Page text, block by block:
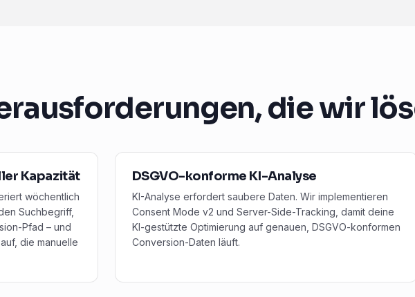
die wir
Kapazität
wöchentlich
Suchbegriff,
Pfad – und
die manuelle
DSGVO-konforme KI-Analyse
KI-Analyse erfordert saubere Daten. Wir implementieren
Consent Mode v2 und Server-Side-Tracking, damit deine
KI-gestützte Optimierung auf genauen, DSGVO-konformen
Conversion-Daten läuft.